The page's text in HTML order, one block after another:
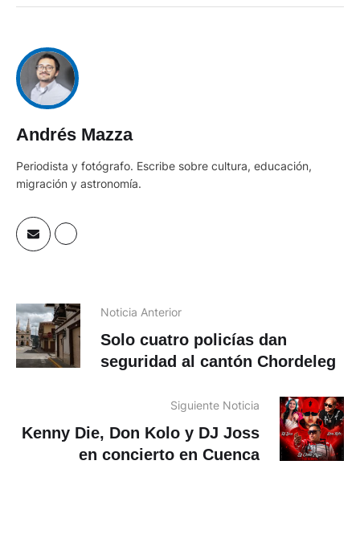
Andrés Mazza
Periodista y fotógrafo. Escribe sobre cultura, educación,
migración y astronomía.
Noticia Anterior
Solo cuatro policías dan
seguridad al cantón Chordeleg
Siguiente Noticia
Kenny Die, Don Kolo y DJ Joss
en concierto en Cuenca